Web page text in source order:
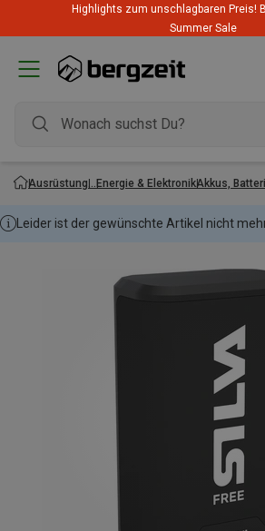
Highlights zum unschlagbaren Preis!
Summer Sale
Ausrüstung Energie & ElektronikAkkus,
Leider ist der gewünschte Artikel nicht